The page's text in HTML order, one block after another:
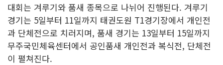
대회는 겨루기와 품새 종목으로 나뉘어 진행된다. 겨루기
경기는 5일부터 11일까지 태권도원 T1경기장에서 개인전
과 단체전으로 치러지며, 품새 경기는 13일부터 15일까지
무주국민체육센터에서 공인품새 개인전과 복식전, 단체전
이 펼쳐진다.